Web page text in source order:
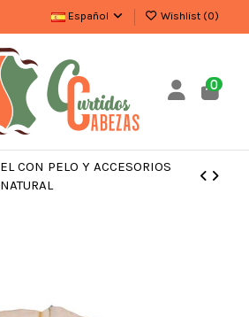
Español Wishlist (0)
0
CON PELO Y ACCESORIOS